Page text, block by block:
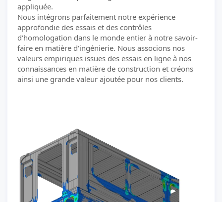
appliquée.
Nous intégrons parfaitement notre expérience
approfondie des essais et des contrôles
d'homologation dans le monde entier à notre savoir-
faire en matière d'ingénierie. Nous associons nos
valeurs empiriques issues des essais en ligne à nos
connaissances en matière de construction et créons
ainsi une grande valeur ajoutée pour nos clients.